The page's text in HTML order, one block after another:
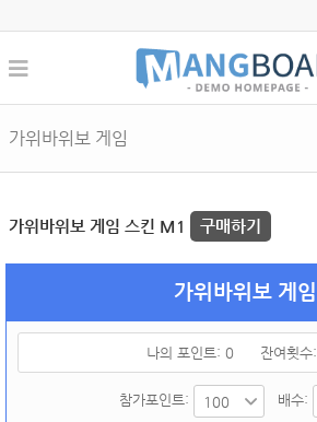
가위바위보 게임
가위바위보 게임 스킨 M1 구매하기
가위바위보 게임
나의 포인트: 0 잔여횟수:
참가포인트: 배수: